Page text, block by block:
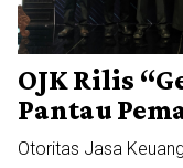
OJK Rilis
Pantau
Otoritas Jasa